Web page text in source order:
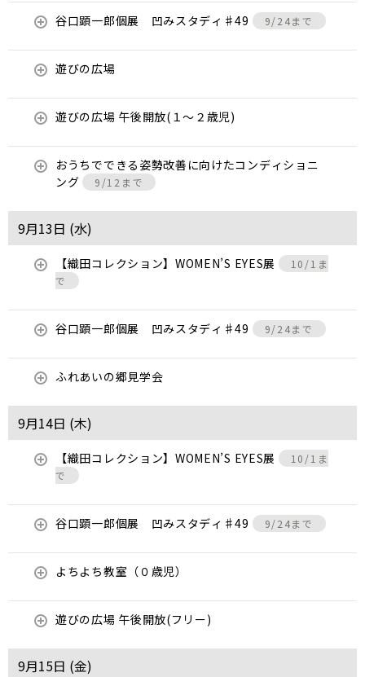
谷口顕一郎個展 凹みスタディ♯49 9/24まで
遊びの広場
遊びの広場 午後開放(１～２歳児)
おうちでできる姿勢改善に向けたコンディショニ
ング
9/12まで
9月13日 (水)
【織田コレクション】WOMEN’S EYES展
10/1ま
で
谷口顕一郎個展 凹みスタディ♯49 9/24まで
ふれあいの郷見学会
9月14日 (木)
【織田コレクション】WOMEN’S EYES展
10/1ま
で
谷口顕一郎個展 凹みスタディ♯49 9/24まで
よちよち教室（０歳児）
遊びの広場 午後開放(フリー)
9月15日 (金)